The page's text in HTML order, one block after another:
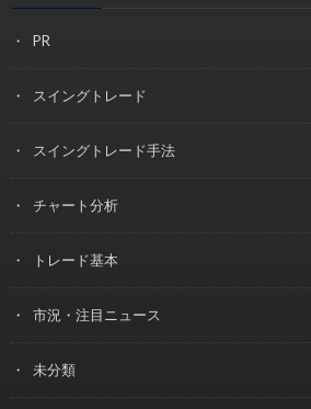
PR
スイングトレード
スイングトレード手法
チャート分析
トレード基本
市況・注目ニュース
未分類